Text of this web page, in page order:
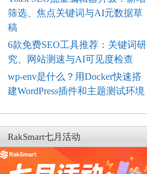
筛选、焦点关键词与AI元数据草
稿
6款免费SEO工具推荐：关键词研
究、网站测速与AI可见度检查
wp-env是什么？用Docker快速搭
建WordPress插件和主题测试环境
RakSmart七月活动